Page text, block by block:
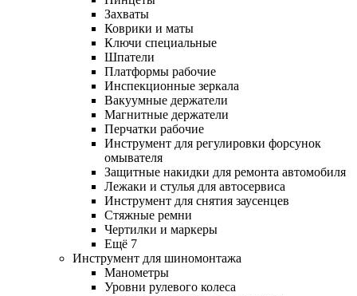
Захваты
Коврики и маты
Ключи специальные
Шпатели
Платформы рабочие
Инспекционные зеркала
Вакуумные держатели
Магнитные держатели
Перчатки рабочие
Инструмент для регулировки форсунок
омывателя
Защитные накидки для ремонта автомобиля
Лежаки и стулья для автосервиса
Инструмент для снятия заусенцев
Стяжные ремни
Чертилки и маркеры
Ещё 7
Инструмент для шиномонтажа
Манометры
Уровни рулевого колеса